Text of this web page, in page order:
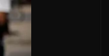
DERRUMBA EL MITO
2026